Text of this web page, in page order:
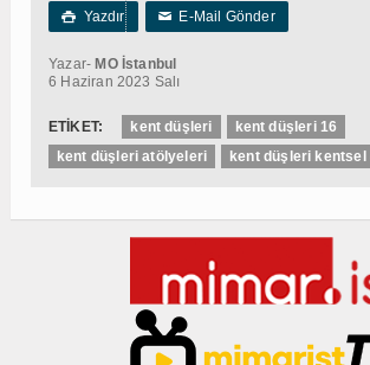
 Yazdır ✉E-Mail Gönder
Yazar- MO İstanbul
6 Haziran 2023 Salı
ETİKET: kent düşleri
kent düşleri 16
kent düşleri atölyeleri
kent düşleri